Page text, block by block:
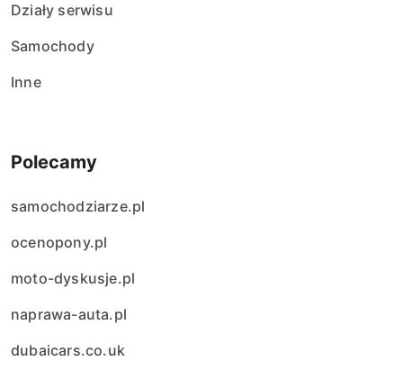
Działy serwisu
Samochody
Inne
Polecamy
samochodziarze.pl
ocenopony.pl
moto-dyskusje.pl
naprawa-auta.pl
dubaicars.co.uk